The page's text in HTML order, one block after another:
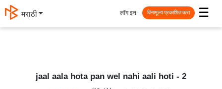
मराठी ☰
लॉग इन विनामूल्य प्रकाशित करा
jaal aala hota pan wel nahi aali hoti - 2